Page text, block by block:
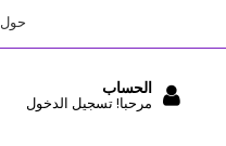
حول
الحساب
مرحبا! تسجيل الدخول